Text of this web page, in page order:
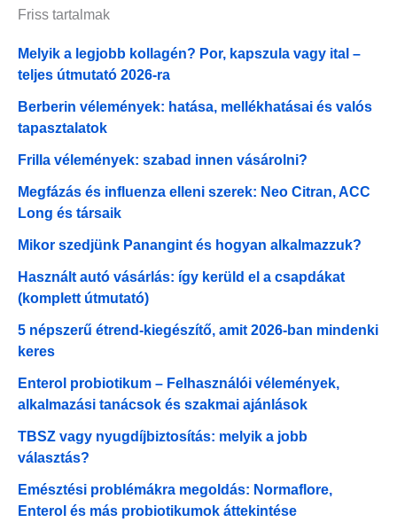
Friss tartalmak
Melyik a legjobb kollagén? Por, kapszula vagy ital –
teljes útmutató 2026-ra
Berberin vélemények: hatása, mellékhatásai és valós
tapasztalatok
Frilla vélemények: szabad innen vásárolni?
Megfázás és influenza elleni szerek: Neo Citran, ACC
Long és társaik
Mikor szedjünk Panangint és hogyan alkalmazzuk?
Használt autó vásárlás: így kerüld el a csapdákat
(komplett útmutató)
5 népszerű étrend-kiegészítő, amit 2026-ban mindenki
keres
Enterol probiotikum – Felhasználói vélemények,
alkalmazási tanácsok és szakmai ajánlások
TBSZ vagy nyugdíjbiztosítás: melyik a jobb
választás?
Emésztési problémákra megoldás: Normaflore,
Enterol és más probiotikumok áttekintése